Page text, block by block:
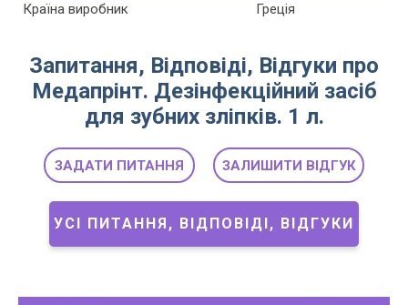
Країна виробник
Греція
Запитання, Відповіді, Відгуки про
Медапрінт. Дезінфекційний засіб
для зубних зліпків. 1 л.
ЗАДАТИ ПИТАННЯ ЗАЛИШИТИ ВІДГУК
УСІ ПИТАННЯ, ВІДПОВІДІ, ВІДГУКИ